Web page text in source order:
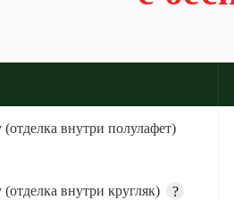
внутри полулафет)
внутри кругляк) ?